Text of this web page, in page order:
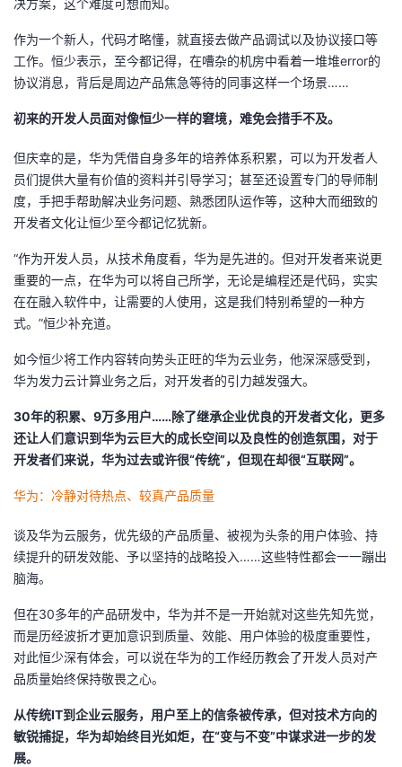
决方案，这个难度可想而知。
作为一个新人，代码才略懂，就直接去做产品调试以及协议接口等
工作。恒少表示，至今都记得，在嘈杂的机房中看着一堆堆error的
协议消息，背后是周边产品焦急等待的同事这样一个场景……
初来的开发人员面对像恒少一样的窘境，难免会措手不及。
但庆幸的是，华为凭借自身多年的培养体系积累，可以为开发者人
员们提供大量有价值的资料并引导学习；甚至还设置专门的导师制
度，手把手帮助解决业务问题、熟悉团队运作等，这种大而细致的
开发者文化让恒少至今都记忆犹新。
“作为开发人员，从技术角度看，华为是先进的。但对开发者来说更
重要的一点，在华为可以将自己所学，无论是编程还是代码，实实
在在融入软件中，让需要的人使用，这是我们特别希望的一种方
式。”恒少补充道。
如今恒少将工作内容转向势头正旺的华为云业务，他深深感受到，
华为发力云计算业务之后，对开发者的引力越发强大。
30年的积累、9万多用户……除了继承企业优良的开发者文化，更多
还让人们意识到华为云巨大的成长空间以及良性的创造氛围，对于
开发者们来说，华为过去或许很“传统”，但现在却很“互联网”。
华为：冷静对待热点、较真产品质量
谈及华为云服务，优先级的产品质量、被视为头条的用户体验、持
续提升的研发效能、予以坚持的战略投入……这些特性都会一一蹦出
脑海。
但在30多年的产品研发中，华为并不是一开始就对这些先知先觉，
而是历经波折才更加意识到质量、效能、用户体验的极度重要性，
对此恒少深有体会，可以说在华为的工作经历教会了开发人员对产
品质量始终保持敬畏之心。
从传统IT到企业云服务，用户至上的信条被传承，但对技术方向的
敏锐捕捉，华为却始终目光如炬，在“变与不变”中谋求进一步的发
展。